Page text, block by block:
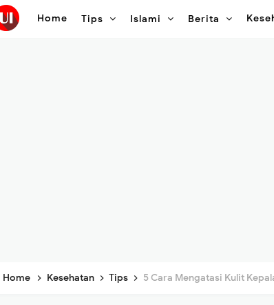
Home Tips Islami Berita
Home Kesehatan Tips 5 Cara Mengatasi Kulit